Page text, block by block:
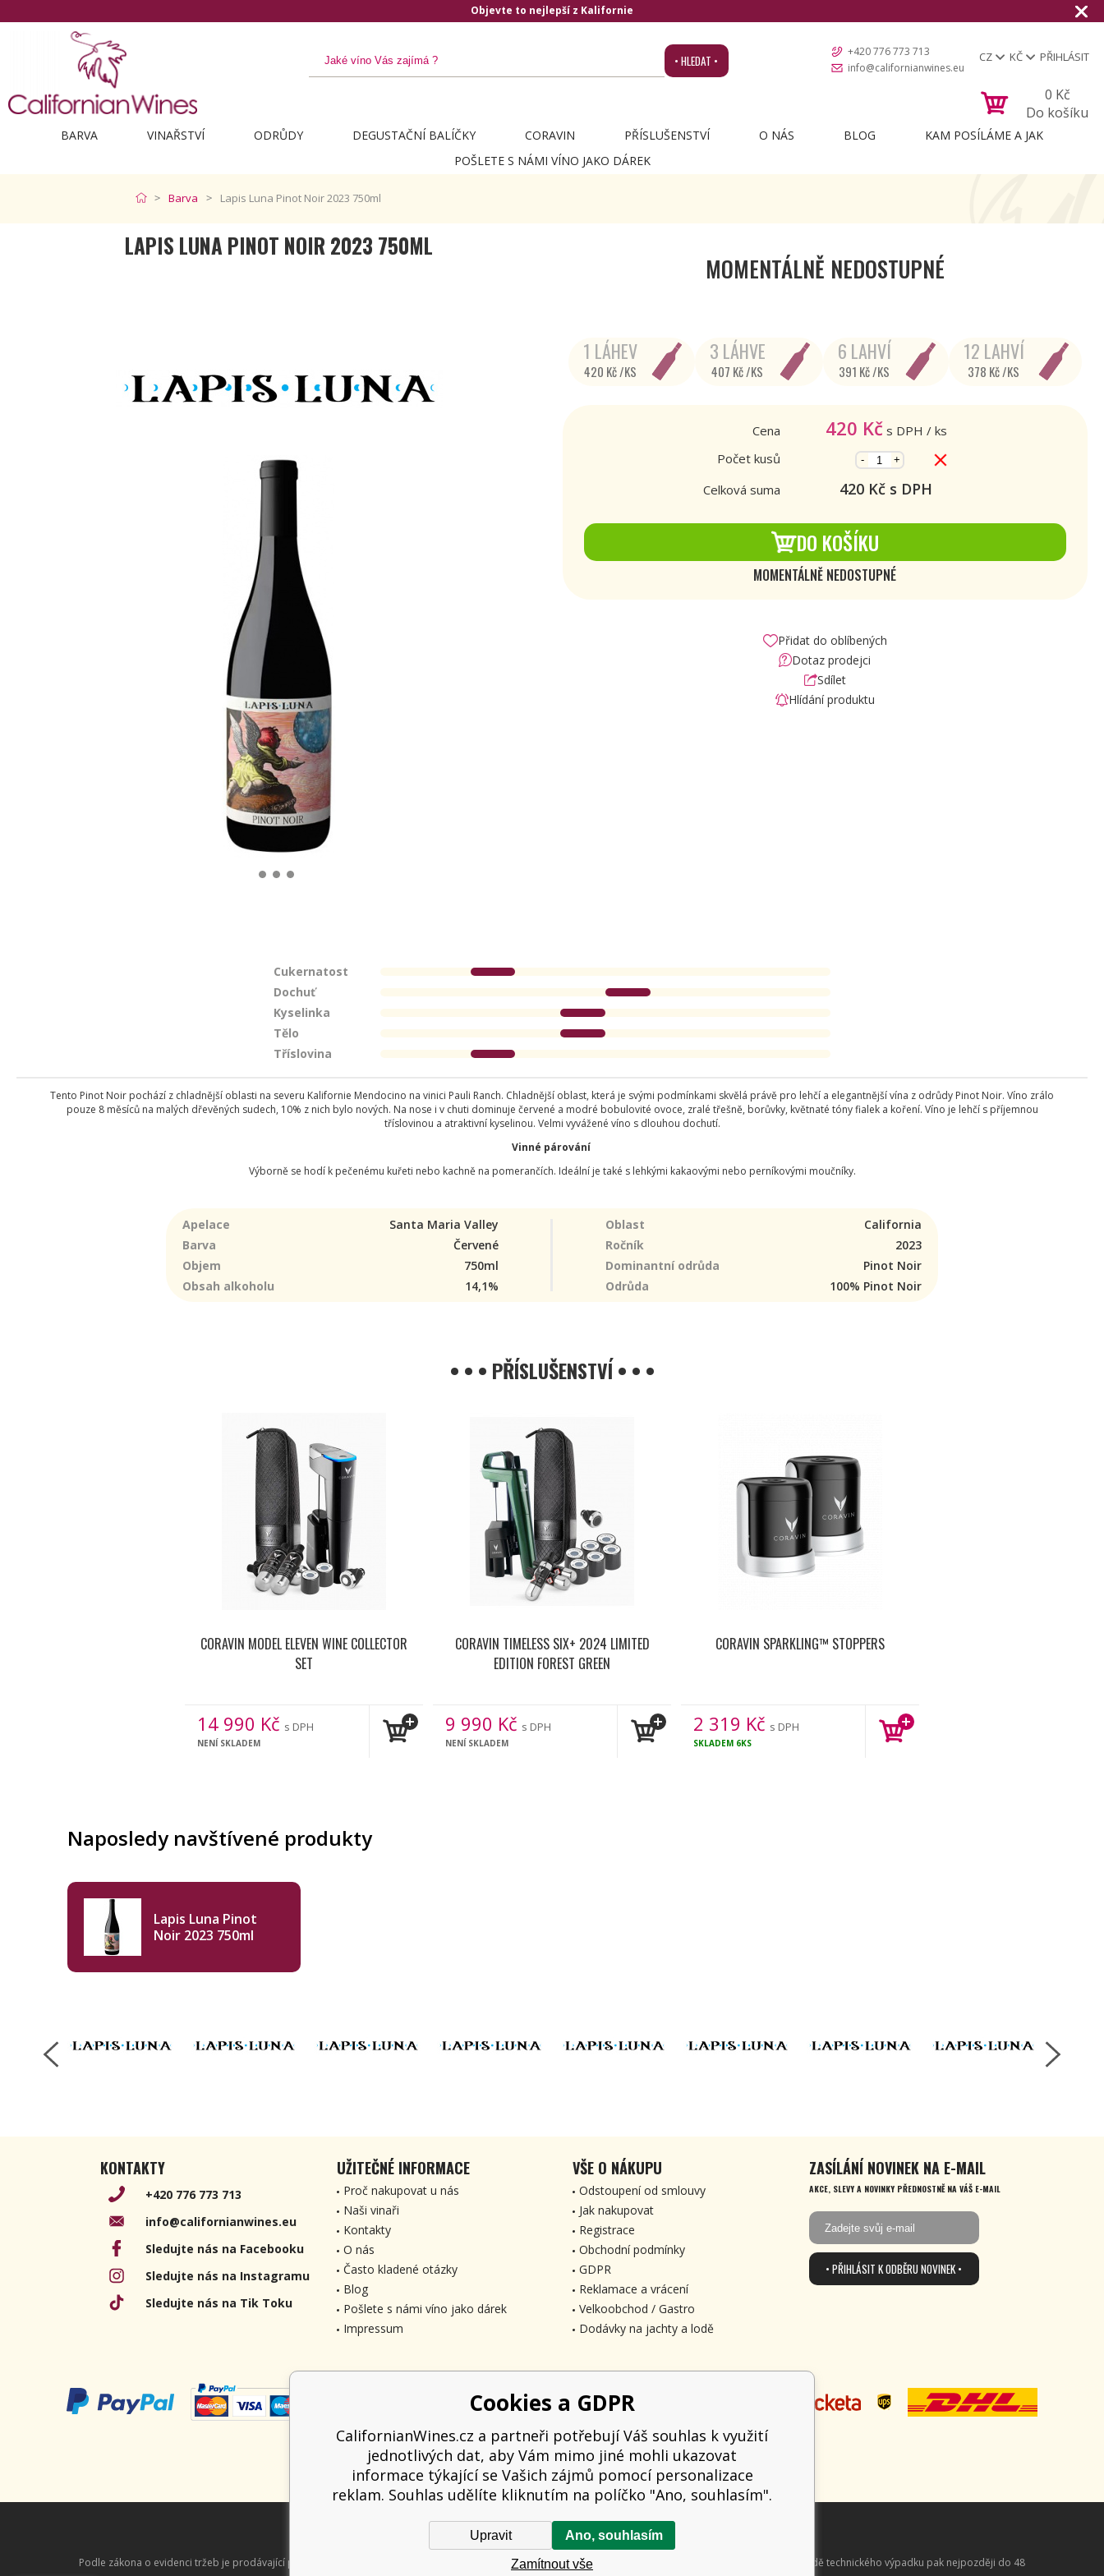
• HLEDAT •
+420 776 773 713
info@californianwines.eu
CZ KČ PŘIHLÁSIT
0 Kč
Do košíku
BARVA VINAŘSTVÍ ODRŮDY DEGUSTAČNÍ BALÍČKY CORAVIN PŘÍSLUŠENSTVÍ O NÁS BLOG
KAM POSÍLÁME A JAK
POŠLETE S NÁMI VÍNO JAKO DÁREK
Barva Lapis Luna Pinot Noir 2023 750ml
LAPIS LUNA PINOT NOIR 2023 750ML
MOMENTÁLNĚ NEDOSTUPNÉ
1 LÁHEV
420 Kč /KS
3 LÁHVE
407 Kč /KS
6 LAHVÍ
391 Kč /KS
12 LAHVÍ
378 Kč /KS
Cena 420 Kč s DPH / ks
Počet kusů
- +
Celková suma 420 Kč s DPH
DO KOŠÍKU
MOMENTÁLNĚ NEDOSTUPNÉ
Přidat do oblíbených
Dotaz prodejci
Sdílet
Hlídání produktu
Cukernatost
Dochuť
Kyselinka
Tělo
Tříslovina
Tento Pinot Noir pochází z chladnější oblasti na severu Kalifornie Mendocino na vinici Pauli Ranch. Chladnější oblast, která je svými podmínkami skvělá právě pro lehčí a elegantnější vína z odrůdy Pinot Noir. Víno zrálo
pouze 8 měsíců na malých dřevěných sudech, 10% z nich bylo nových. Na nose i v chuti dominuje červené a modré bobulovité ovoce, zralé třešně, borůvky, květnaté tóny fialek a koření. Víno je lehčí s příjemnou
tříslovinou a atraktivní kyselinou. Velmi vyvážené víno s dlouhou dochutí.
Vinné párování
Výborně se hodí k pečenému kuřeti nebo kachně na pomerančích. Ideální je také s lehkými kakaovými nebo perníkovými moučníky.
Apelace Santa Maria Valley Oblast
California
Barva
Červené Ročník
2023
Objem
750ml Dominantní odrůda
Pinot Noir
Obsah alkoholu
14,1% Odrůda 100% Pinot Noir
• • • PŘÍSLUŠENSTVÍ • • •
CORAVIN MODEL ELEVEN WINE COLLECTOR
SET
14 990 Kč s DPH
NENÍ SKLADEM
CORAVIN TIMELESS SIX+ 2024 LIMITED
EDITION FOREST GREEN
9 990 Kč s DPH
NENÍ SKLADEM
CORAVIN SPARKLING™ STOPPERS
2 319 Kč s DPH
SKLADEM 6KS
Naposledy navštívené produkty
Lapis Luna Pinot
Noir 2023 750ml
KONTAKTY
+420 776 773 713
info@californianwines.eu
Sledujte nás na Facebooku
Sledujte nás na Instagramu
Sledujte nás na Tik Toku
UŽITEČNÉ INFORMACE
Proč nakupovat u nás
Naši vinaři
Kontakty
O nás
Často kladené otázky
Blog
Pošlete s námi víno jako dárek
Impressum
VŠE O NÁKUPU
Odstoupení od smlouvy
Jak nakupovat
Registrace
Obchodní podmínky
GDPR
Reklamace a vrácení
Velkoobchod / Gastro
Dodávky na jachty a lodě
ZASÍLÁNÍ NOVINEK NA E-MAIL
AKCE, SLEVY A NOVINKY PŘEDNOSTNĚ NA VÁŠ E-MAIL
• PŘIHLÁSIT K ODBĚRU NOVINEK •
Podle zákona o evidenci tržeb je prodávající povinen vystavit kupujícímu účtenku. Zároveň je povinen zaevidovat přijatou tržbu u správce daně online; v případě technického výpadku pak nejpozději do 48
Cookies a GDPR
CalifornianWines.cz a partneři potřebují Váš souhlas k využití
jednotlivých dat, aby Vám mimo jiné mohli ukazovat
informace týkající se Vašich zájmů pomocí personalizace
reklam. Souhlas udělíte kliknutím na políčko "Ano, souhlasím".
Zamítnout vše
Ano, souhlasím
Upravit